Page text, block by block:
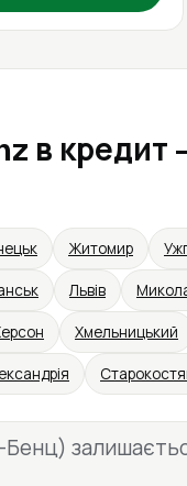
в кредит
Житомир
Львів
Хмельницький